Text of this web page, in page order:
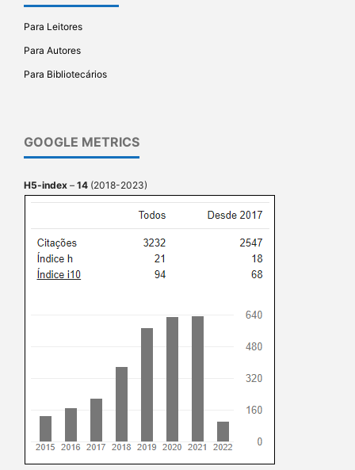
Para Leitores
Para Autores
Para Bibliotecários
GOOGLE METRICS
H5-index – 14 (2018-2023)